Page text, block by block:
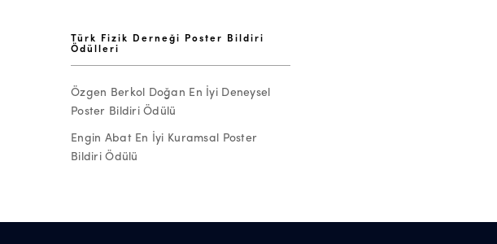
Türk Fizik Derneği Poster Bildiri
Ödülleri
Özgen Berkol Doğan En İyi Deneysel
Poster Bildiri Ödülü
Engin Abat En İyi Kuramsal Poster
Bildiri Ödülü